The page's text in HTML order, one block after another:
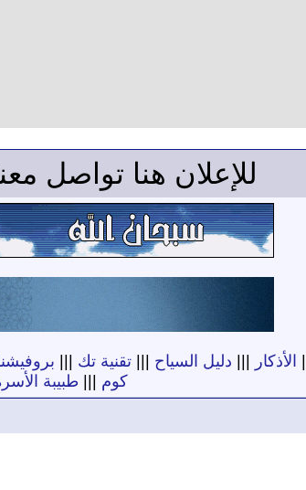
للإعلان هنا تواصل
الأذكار دليل السياح |||تقنية تك
كوم
طبيبة